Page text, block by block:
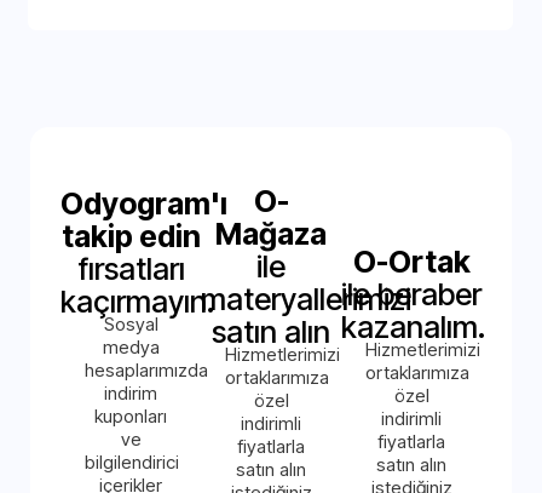
Odyogram'ı
takip edin
fırsatları
kaçırmayın.
Sosyal
medya
hesaplarımızda
indirim
kuponları
ve
bilgilendirici
içerikler
O-
Mağaza
ile
materyallerimizi
satın alın
Hizmetlerimizi
ortaklarımıza
özel
indirimli
fiyatlarla
satın alın
O-Ortak
ile beraber
kazanalım.
Hizmetlerimizi
ortaklarımıza
özel
indirimli
fiyatlarla
satın alın
istediğiniz